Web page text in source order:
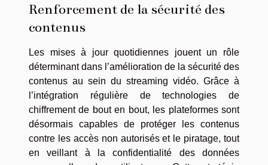
Renforcement de la sécurité des
contenus
Les mises à jour quotidiennes jouent un rôle
déterminant dans l’amélioration de la sécurité des
contenus au sein du streaming vidéo. Grâce à
l’intégration régulière de technologies de
chiffrement de bout en bout, les plateformes sont
désormais capables de protéger les contenus
contre les accès non autorisés et le piratage, tout
en veillant à la confidentialité des données